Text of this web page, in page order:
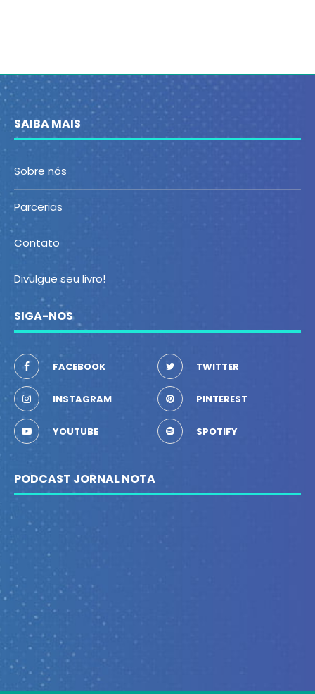
SAIBA MAIS
Sobre nós
Parcerias
Contato
Divulgue seu livro!
SIGA-NOS
FACEBOOK TWITTER
INSTAGRAM PINTEREST
YOUTUBE SPOTIFY
PODCAST JORNAL NOTA